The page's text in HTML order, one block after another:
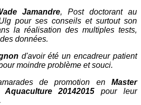
Jamandre, Post doctorant au
pour ses conseils et surtout son
la réalisation des multiples tests,
données.
d'avoir été un encadreur patient
moindre problème et souci.
de promotion enMaster
Aquaculture 20142015pour leur